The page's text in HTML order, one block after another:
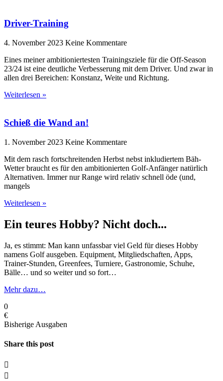
Driver-Training
4. November 2023 Keine Kommentare
Eines meiner ambitioniertesten Trainingsziele für die Off-Season
23/24 ist eine deutliche Verbesserung mit dem Driver. Und zwar in
allen drei Bereichen: Konstanz, Weite und Richtung.
Weiterlesen »
Schieß die Wand an!
1. November 2023 Keine Kommentare
Mit dem rasch fortschreitenden Herbst nebst inkludiertem Bäh-
Wetter braucht es für den ambitionierten Golf-Anfänger natürlich
Alternativen. Immer nur Range wird relativ schnell öde (und,
mangels
Weiterlesen »
Ein teures Hobby? Nicht doch...
Ja, es stimmt: Man kann unfassbar viel Geld für dieses Hobby
namens Golf ausgeben. Equipment, Mitgliedschaften, Apps,
Trainer-Stunden, Greenfees, Turniere, Gastronomie, Schuhe,
Bälle… und so weiter und so fort…
Mehr dazu…
0
€
Bisherige Ausgaben
Share this post